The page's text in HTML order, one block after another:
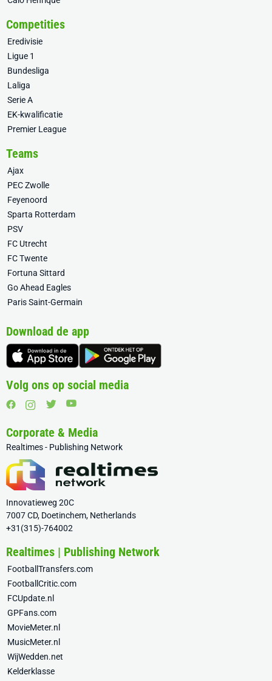
Competities
Eredivisie
Ligue 1
Bundesliga
Laliga
Serie A
EK-kwalificatie
Premier League
Teams
Ajax
PEC Zwolle
Feyenoord
Sparta Rotterdam
PSV
FC Utrecht
FC Twente
Fortuna Sittard
Go Ahead Eagles
Paris Saint-Germain
Download de app
Volg ons op social media
Corporate & Media
Realtimes - Publishing Network
Innovatieweg 20C
7007 CD, Doetinchem, Netherlands
+31(315)-764002
Realtimes | Publishing Network
FootballTransfers.com
FootballCritic.com
FCUpdate.nl
GPFans.com
MovieMeter.nl
MusicMeter.nl
WijWedden.net
Kelderklasse